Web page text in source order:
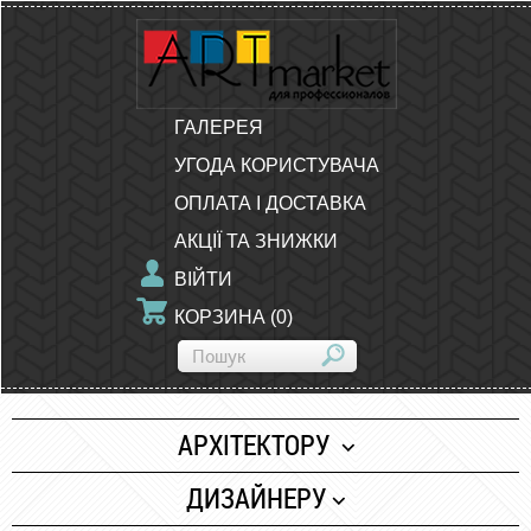
ГАЛЕРЕЯ
УГОДА КОРИСТУВАЧА
ОПЛАТА І ДОСТАВКА
АКЦІЇ ТА ЗНИЖКИ
ВІЙТИ
КОРЗИНА (0)
АРХІТЕКТОРУ
Папір
ДИЗАЙНЕРУ